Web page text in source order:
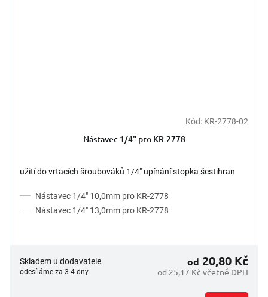
Kód: KR-2778-02
Nástavec 1/4" pro KR-2778
užití do vrtacích šroubováků 1/4" upínání stopka šestihran
Nástavec 1/4" 10,0mm pro KR-2778
Nástavec 1/4" 13,0mm pro KR-2778
Skladem u dodavatele
odesíláme za 3-4 dny od 25,17 Kč včetně DPH
od 20,80 Kč